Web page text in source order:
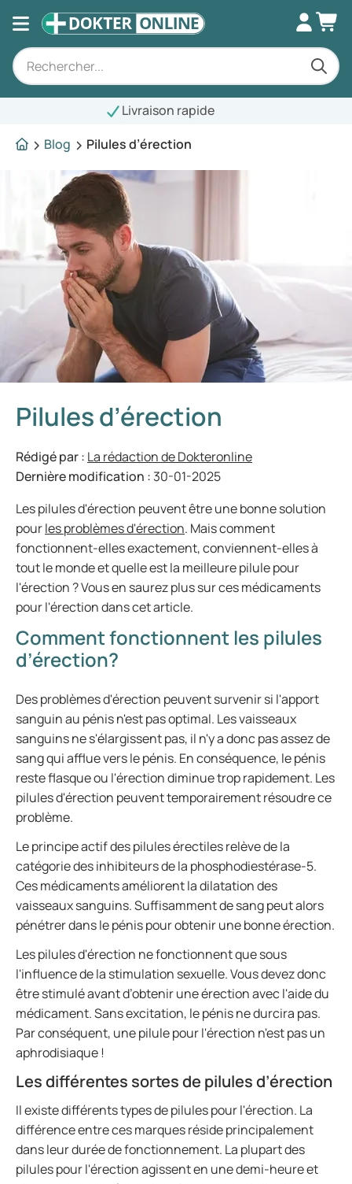
Blog
Pilules d’érection
Pilules d’érection
Rédigé par : La rédaction de Dokteronline
Dernière modification : 30-01-2025
Les pilules d'érection peuvent être une bonne solution
pourles problèmes d'érection. Mais comment
fonctionnent-elles exactement, conviennent-elles à
tout le monde et quelle est la meilleure pilule pour
l'érection ? Vous en saurez plus sur ces médicaments
pour l'érection dans cet article.
Comment fonctionnent les pilules
d’érection?
Des problèmes d'érection peuvent survenir si l'apport
sanguin au pénis n'est pas optimal. Les vaisseaux
sanguins ne s'élargissent pas, il n'y a donc pas assez de
sang qui afflue vers le pénis. En conséquence, le pénis
reste flasque ou l'érection diminue trop rapidement. Les
pilules d'érection peuvent temporairement résoudre ce
problème.
Le principe actif des pilules érectiles relève de la
catégorie des inhibiteurs de la phosphodiestérase-5.
Ces médicaments améliorent la dilatation des
vaisseaux sanguins. Suffisamment de sang peut alors
pénétrer dans le pénis pour obtenir une bonne érection.
Les pilules d'érection ne fonctionnent que sous
l'influence de la stimulation sexuelle. Vous devez donc
être stimulé avant d’obtenir une érection avec l'aide du
médicament. Sans excitation, le pénis ne durcira pas.
Par conséquent, une pilule pour l'érection n'est pas un
aphrodisiaque !
Les différentes sortes de pilules d’érection
Il existe différents types de pilules pour l'érection. La
différence entre ces marques réside principalement
dans leur durée de fonctionnement. La plupart des
pilules pour l'érection agissent en une demi-heure et